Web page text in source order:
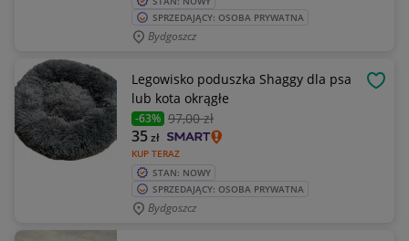
SPRZEDAJĄCY: OSOBA PRYWATNA
Bydgoszcz
Legowisko poduszka Shaggy dla psa
lub kota okrągłe
-63% 97,00 zł
KUP TERAZ
35zł
STAN: NOWY
SPRZEDAJĄCY: OSOBA PRYWATNA
Bydgoszcz